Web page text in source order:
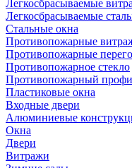
Легкосбрасываемые
Легкосбрасываемые
Стальные окна
Противопожарные
Противопожарные
Противопожарное стекло
Противопожарный
Пластиковые окна
Входные двери
Алюминиевые
Окна
Двери
Витражи